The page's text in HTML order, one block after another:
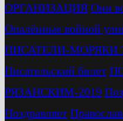
ОРГАНИЗАЦИЯ Они
Опалённые войной
ПИСАТЕЛИ-МОРЯКИ
Писательский билет
РЯЗАНСКИМ-2019
Поздравляет